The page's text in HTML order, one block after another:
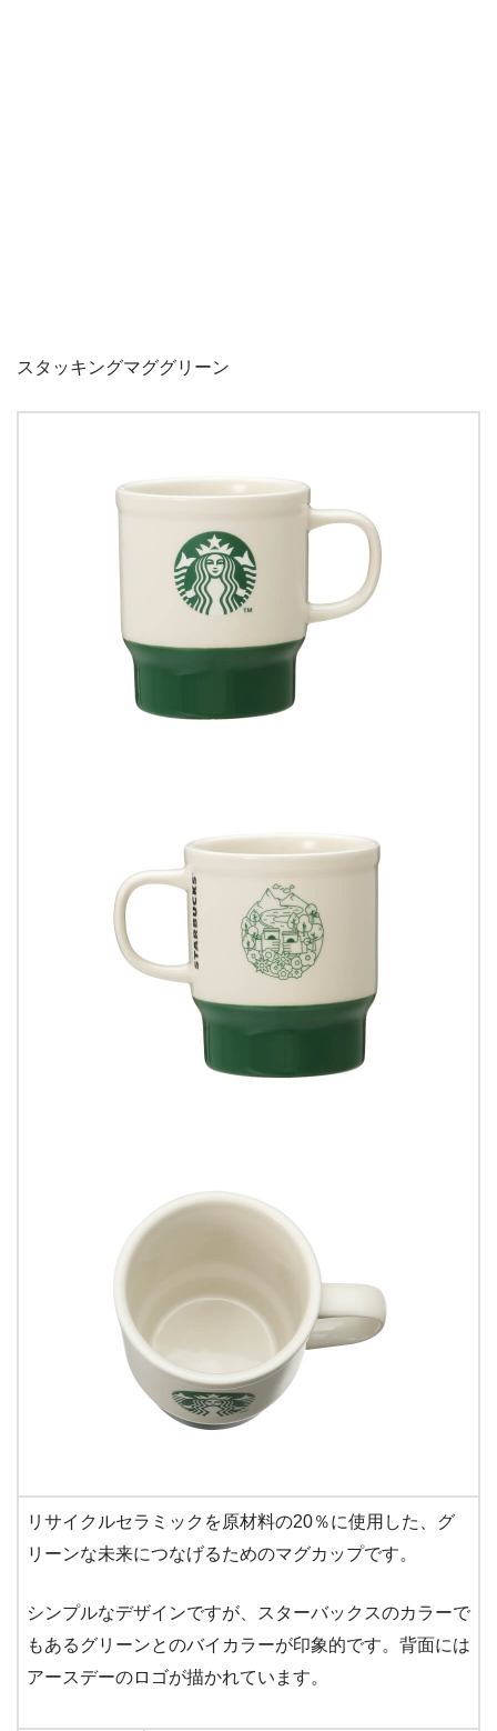
スタッキングマググリーン
リサイクルセラミックを原材料の20％に使用した、グ
リーンな未来につなげるためのマグカップです。
シンプルなデザインですが、スターバックスのカラーで
もあるグリーンとのバイカラーが印象的です。背面には
アースデーのロゴが描かれています。